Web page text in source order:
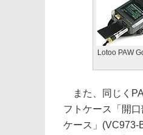
Lotoo PAW
また、同じく
フトケース「開
ケース」(VC973-